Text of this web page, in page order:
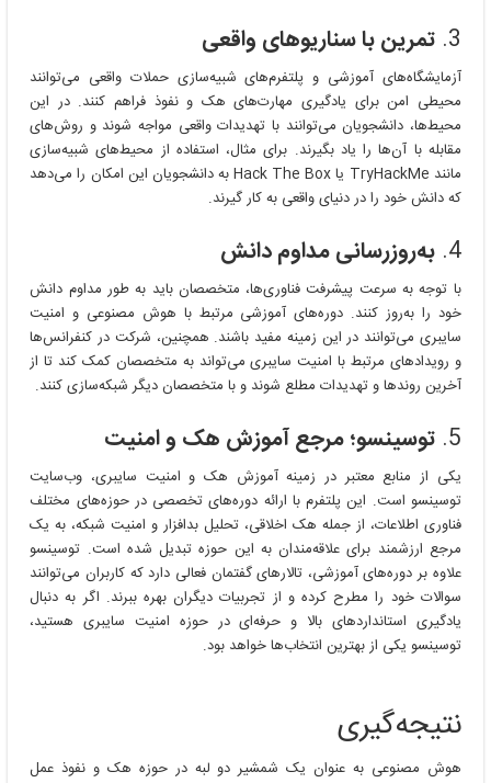
3. تمرین با سناریوهای واقعی
آزمایشگاه‌های آموزشی و پلتفرم‌های شبیه‌سازی حملات واقعی می‌توانند
محیطی امن برای یادگیری مهارت‌های هک و نفوذ فراهم کنند. در این
محیط‌ها، دانشجویان می‌توانند با تهدیدات واقعی مواجه شوند و روش‌های
مقابله با آن‌ها را یاد بگیرند. برای مثال، استفاده از محیط‌های شبیه‌سازی
مانند TryHackMe یا Hack The Box به دانشجویان این امکان را می‌دهد
که دانش خود را در دنیای واقعی به کار گیرند.
4. به‌روزرسانی مداوم دانش
با توجه به سرعت پیشرفت فناوری‌ها، متخصصان باید به طور مداوم دانش
خود را به‌روز کنند. دوره‌های آموزشی مرتبط با هوش مصنوعی و امنیت
سایبری می‌توانند در این زمینه مفید باشند. همچنین، شرکت در کنفرانس‌ها
و رویدادهای مرتبط با امنیت سایبری می‌تواند به متخصصان کمک کند تا از
آخرین روندها و تهدیدات مطلع شوند و با متخصصان دیگر شبکه‌سازی کنند.
5. توسینسو؛ مرجع آموزش هک و امنیت
یکی از منابع معتبر در زمینه آموزش هک و امنیت سایبری، وب‌سایت
توسینسو است. این پلتفرم با ارائه دوره‌های تخصصی در حوزه‌های مختلف
فناوری اطلاعات، از جمله هک اخلاقی، تحلیل بدافزار و امنیت شبکه، به یک
مرجع ارزشمند برای علاقه‌مندان به این حوزه تبدیل شده است. توسینسو
علاوه بر دوره‌های آموزشی، تالارهای گفتمان فعالی دارد که کاربران می‌توانند
سوالات خود را مطرح کرده و از تجربیات دیگران بهره ببرند. اگر به دنبال
یادگیری استانداردهای بالا و حرفه‌ای در حوزه امنیت سایبری هستید،
توسینسو یکی از بهترین انتخاب‌ها خواهد بود.
نتیجه‌گیری
هوش مصنوعی به عنوان یک شمشیر دو لبه در حوزه هک و نفوذ عمل